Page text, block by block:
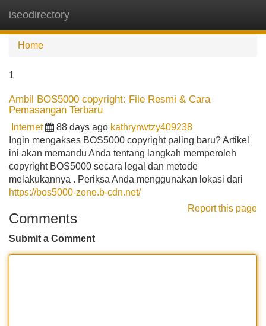
iseodirectory
Home
1
Ambil BOS5000 copyright: File Resmi & Cara
Pemasangan Terbaru
Internet 88 days ago kathrynwtzy409238
Ingin mengakses BOS5000 copyright paling baru? Artikel
ini akan memandu Anda tentang langkah memperoleh
copyright BOS5000 secara legal dan metode
melakukannya . Periksa Anda menggunakan lokasi dari
https://bos5000-zone.b-cdn.net/
Report this page
Comments
Submit a Comment